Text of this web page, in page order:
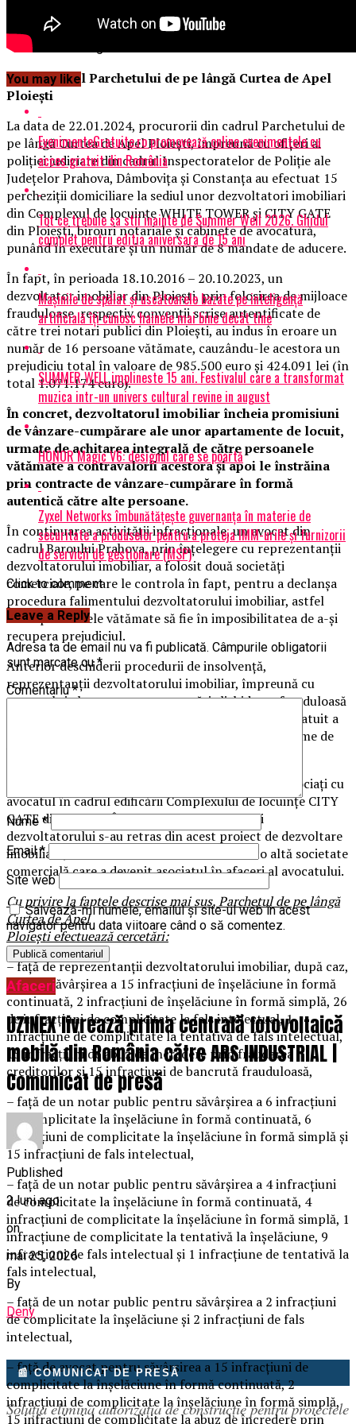
Comunicatul Parchetului de pe lângă Curtea de Apel
Ploiești
La data de 22.01.2024, procurorii din cadrul Parchetului de
pe lângă Curtea de Apel Ploieşti, împreună cu ofiţeri ai
poliţiei judiciare din cadrul Inspectoratelor de Poliţie ale
Judeţelor Prahova, Dâmboviţa şi Constanţa au efectuat 15
percheziţii domiciliare la sediul unor dezvoltatori imobiliari
din Complexul de locuinţe WHITE TOWER și CITY GATE
din Ploieşti, birouri notariale şi cabinete de avocatură,
punând în executare şi un număr de 8 mandate de aducere.
În fapt, în perioada 18.10.2016 – 20.10.2023, un
dezvoltator imobiliar din Ploiești, prin folosirea de mijloace
frauduloase, respectiv convenţii scrise autentificate de
către trei notari publici din Ploiești, au indus în eroare un
număr de 16 persoane vătămate, cauzându-le acestora un
prejudiciu total în valoare de 985.500 euro şi 424.091 lei (în
total 1.071.174 euro).
În concret, dezvoltatorul imobiliar încheia promisiuni
de vânzare-cumpărare ale unor apartamente de locuit,
urmate de achitarea integrală de către persoanele
vătămate a contravalorii acestora şi apoi le înstrăina
prin contracte de vânzare-cumpărare în formă
autentică către alte persoane.
În continuarea activităţii infracţionale, un avocat din
cadrul Baroului Prahova, prin înţelegere cu reprezentanții
dezvoltatorului imobiliar, a folosit două societăţi
comerciale, pe care le controla în fapt, pentru a declanşa
procedura falimentului dezvoltatorului imobiliar, astfel
încât persoanele vătămate să fie în imposibilitatea de a-şi
recupera prejudiciul.
Anterior deschiderii procedurii de insolvenţă,
reprezentanţii dezvoltatorului imobiliar, împreună cu
avocatul și alte persoane, au urmărit lichidarea frauduloasă
a activelor din patrimoniu, prin cesiunea cu titlu gratuit a
unor bunuri imobile şi retrageri considerabile de sume de
Reprezentanţii dezvoltatorului imobiliar au fost asociaţi cu
avocatul în cadrul edificării Complexului de locuinţe CITY
GATE din Ploieşti. În prezent, reprezentanţii
dezvoltatorului s-au retras din acest proiect de dezvoltare
imobiliară, locul acestora fiind luat de către o altă societate
comercială care a devenit asociatul în afaceri al avocatului.
Cu privire la faptele descrise mai sus, Parchetul de pe lângă
Curtea de Apel
Ploieşti efectuează cercetări:
– față de reprezentanții dezvoltatorului imobiliar, după caz,
pentru săvârșirea a 15 infracțiuni de înșelăciune în formă
continuată, 2 infracțiuni de înșelăciune în formă simplă, 26
de infracțiuni de complicitate la fals intelectual, 1
infracțiune de complicitate la tentativă de fals intelectual,
15 infracțiuni de abuz de încredere prin fraudarea
creditorilor și 15 infracțiuni de bancrută frauduloasă,
– față de un notar public pentru săvârșirea a 6 infracțiuni
de complicitate la înșelăciune în formă continuată, 6
infracțiuni de complicitate la înșelăciune în formă simplă și
15 infracțiuni de fals intelectual,
– față de un notar public pentru săvârșirea a 4 infracțiuni
de complicitate la înșelăciune în formă continuată, 4
infracțiuni de complicitate la înșelăciune în formă simplă, 1
infracțiune de complicitate la tentativă la înșelăciune, 9
infracțiuni de fals intelectual și 1 infracțiune de tentativă la
fals intelectual,
– față de un notar public pentru săvârșirea a 2 infracțiuni
de complicitate la înșelăciune și 2 infracțiuni de fals
intelectual,
– față de avocat pentru săvârșirea a 15 infracțiuni de
complicitate la înșelăciune în formă continuată, 2
infracțiuni de complicitate la înșelăciune în formă simplă,
15 infracțiuni de complicitate la abuz de încredere prin
Continue Reading
You may like
EvenimenteGratuite.ro promovează online evenimentele cu
acces gratuit din România
Tot ce trebuie sa stii inainte de Summer Well 2026. Ghidul
complet pentru editia aniversara de 15 ani
Mașinile de spălat și uscătoarele bazate pe inteligență
artificială îți cunosc hainele mai bine decât tine
SUMMER WELL implineste 15 ani. Festivalul care a transformat
muzica intr-un univers cultural revine in august
HONOR Magic V6: designul care se poartă
Zyxel Networks îmbunătățește guvernanța în materie de
securitate a produselor pentru a proteja IMM-urile și furnizorii
de servicii de gestionare (MSP)
Click to comment
Leave a Reply
Adresa ta de email nu va fi publicată. Câmpurile obligatorii
sunt marcate cu*
Comentariu*
Nume *
Email*
Site web
Salvează-mi numele, emailul și site-ul web în acest
navigator pentru data viitoare când o să comentez.
Afaceri
UZINEX livrează prima centrală fotovoltaică
mobilă din România către ARS INDUSTRIAL |
Comunicat de presă
Published
2 luni ago
on
mai 25, 2026
By
Deny
📰 COMUNICAT DE PRESĂ
Soluția elimină autorizația de construcție pentru proiectele